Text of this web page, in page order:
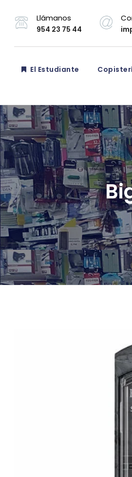
Llámanos
954 23 75 44
El Estudiante